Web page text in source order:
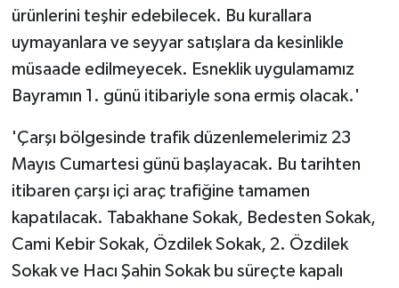
ürünlerini teşhir edebilecek. Bu kurallara
uymayanlara ve seyyar satışlara da kesinlikle
müsaade edilmeyecek. Esneklik uygulamamız
Bayramın 1. günü itibariyle sona ermiş olacak.'
'Çarşı bölgesinde trafik düzenlemelerimiz 23
Mayıs Cumartesi günü başlayacak. Bu tarihten
itibaren çarşı içi araç trafiğine tamamen
kapatılacak. Tabakhane Sokak, Bedesten Sokak,
Cami Kebir Sokak, Özdilek Sokak, 2. Özdilek
Sokak ve Hacı Şahin Sokak bu süreçte kapalı